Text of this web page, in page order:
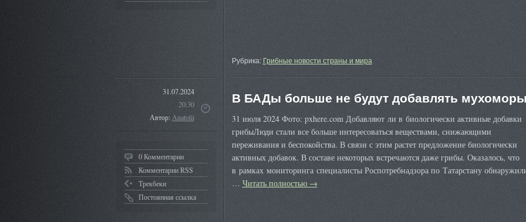
Рубрика: Грибные новости страны и мира
31.07.2024
20:30
Автор:Anatolii
0 Комментарии
Комментарии RSS
Трекбеки
Постоянная ссылка
В БАДы больше не будут добавлять
31 июля 2024 Фото: pxhere.com Добавляют ли в биологически активные добавки
грибыЛюди стали все больше интересоваться веществами, снижающими
переживания и беспокойства. В связи с этим растет предложение биологически
активных добавок. В составе некоторых встречаются даже грибы. Оказалось, что
в рамках мониторинга специалисты Роспотребнадзора по Татарстану
… Читать полностью →